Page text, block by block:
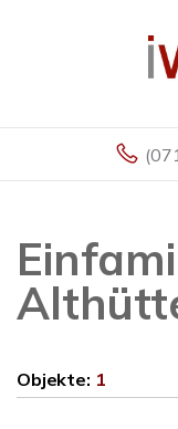
Objekte: 1